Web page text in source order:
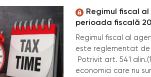
Regimul fiscal
perioada fiscală
Regimul fiscal al
este reglementat de
Potrivit art. 541
economici care nu